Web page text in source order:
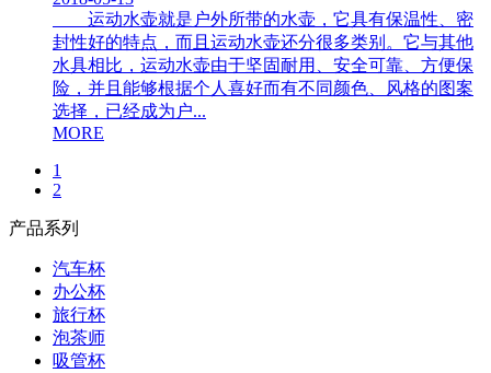
运动水壶就是户外所带的水壶，它具有保温性、密
封性好的特点，而且运动水壶还分很多类别。它与其他
水具相比，运动水壶由于坚固耐用、安全可靠、方便保
险，并且能够根据个人喜好而有不同颜色、风格的图案
选择，已经成为户...
MORE
1
2
产品系列
汽车杯
办公杯
旅行杯
泡茶师
吸管杯